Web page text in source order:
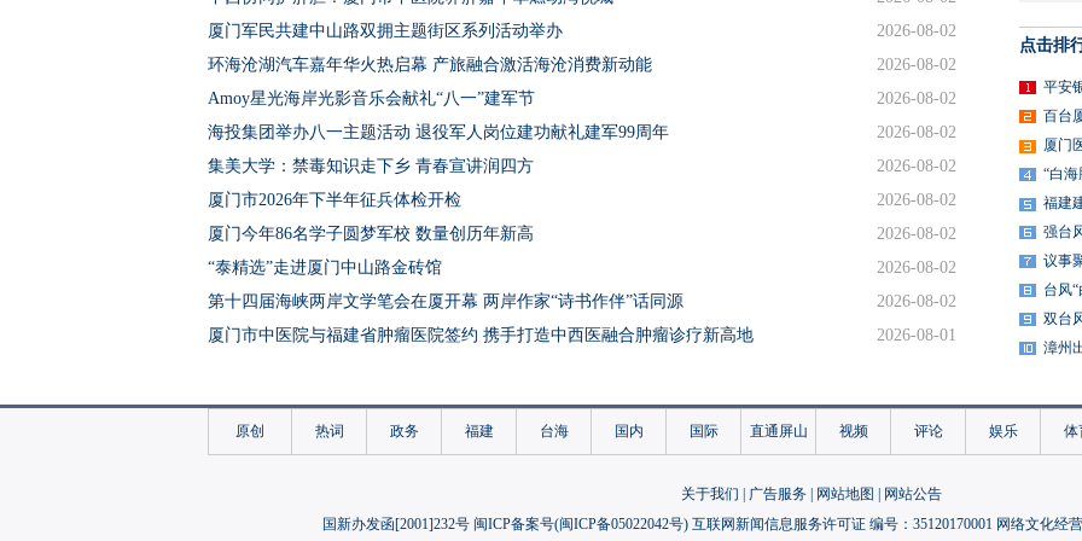
2026-08-02
厦门军民共建中山路双拥主题街区系列活动举办
2026-08-02
环海沧湖汽车嘉年华火热启幕 产旅融合激活海沧消费新动能
2026-08-02
Amoy星光海岸光影音乐会献礼“八一”建军节
2026-08-02
海投集团举办八一主题活动 退役军人岗位建功献礼建军99周年
2026-08-02
集美大学：禁毒知识走下乡 青春宣讲润四方
2026-08-02
厦门市2026年下半年征兵体检开检
2026-08-02
厦门今年86名学子圆梦军校 数量创历年新高
2026-08-02
“泰精选”走进厦门中山路金砖馆
2026-08-02
第十四届海峡两岸文学笔会在厦开幕 两岸作家“诗书作伴”话同源
2026-08-01
厦门市中医院与福建省肿瘤医院签约 携手打造中西医融合肿瘤诊疗新高地
2026-07-31
厦门翔安：“促兴翔谈”走进欧厝 探寻闽台文脉传承与厝边共治新路径
2026-07-31
保安机器人生态研讨会在厦举办 首批100台保安机器人上岗
2026-07-31
点击排
平安
百台
厦门
“白
福建
强台
议事
台风
双台
漳州
原创 热词 政务 福建 台海 国内 国际 直通屏山 视频 评论 娱乐 体
关于我们 广告服务 网站地图
网站公告
国新办发函[2001]232号 闽ICP备案号(闽ICP备05022042号) 互联网新闻信息服务许可证 编号：35120170001 网络文化经